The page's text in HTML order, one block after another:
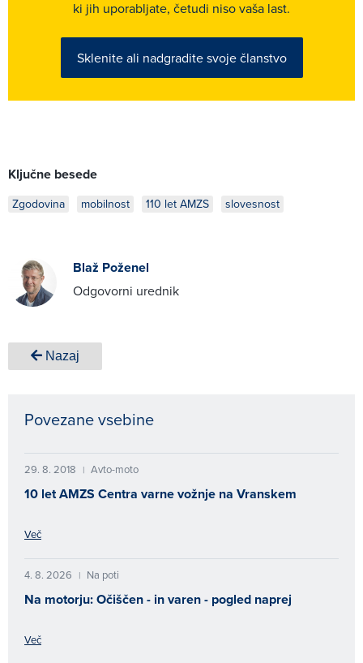
ki jih uporabljate, četudi niso vaša last.
Sklenite ali nadgradite svoje članstvo
Ključne besede
Zgodovina mobilnost 110 let AMZS slovesnost
Blaž Poženel
Odgovorni urednik
Nazaj
Povezane vsebine
29. 8. 2018 | Avto-moto
10 let AMZS Centra varne vožnje na Vranskem
Več
4. 8. 2026 | Na poti
Na motorju: Očiščen - in varen - pogled naprej
Več